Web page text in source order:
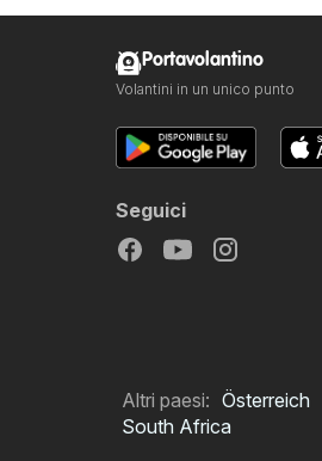
Portavolantino
Volantini in un unico punto
Seguici
Altri paesi: Österreich
South Africa